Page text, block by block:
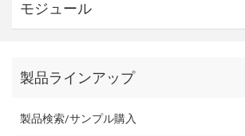
モジュール
製品ラインアップ
製品検索/サンプル購入